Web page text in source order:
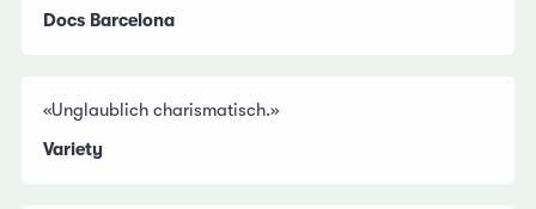
Docs Barcelona
«Unglaublich charismatisch.»
Variety